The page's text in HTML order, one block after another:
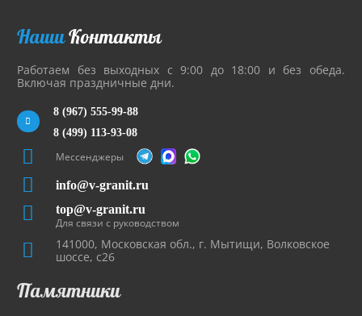
НашиКонтакты
Работаем без выходных с 9:00 до 18:00 и без обеда.
Включая праздничные дни.
8 (967) 555-99-88
8 (499) 113-93-08
Мессенджеры
info@v-granit.ru
top@v-granit.ru
Для связи с руководством
141000, Московская обл., г. Мытищи, Волковское
шоссе, с26
Памятники